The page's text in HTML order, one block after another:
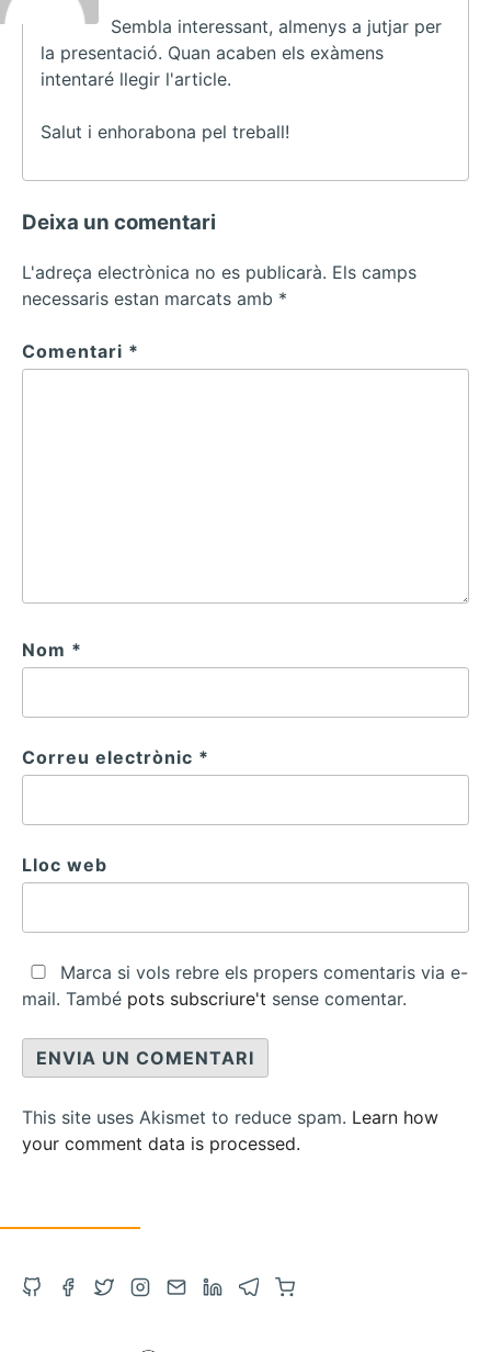
Sembla interessant, almenys a jutjar per
la presentació. Quan acaben els exàmens
intentaré llegir l'article.
Salut i enhorabona pel treball!
Deixa un comentari
L'adreça electrònica no es publicarà. Els camps
necessaris estan marcats amb *
Comentari *
Nom *
Correu electrònic *
Lloc web
Marca si vols rebre els propers comentaris via e-
mail. També pots subscriure't sense comentar.
This site uses Akismet to reduce spam. Learn how
your comment data is processed.
ObreObre
Facebook
Obre
Twitter
Obre
en
Contacta
ObreObreCompra